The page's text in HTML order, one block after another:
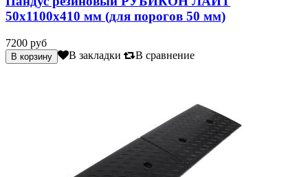
50х1100х410 мм (для порогов 50 мм)
7200 руб
В закладки В сравнение